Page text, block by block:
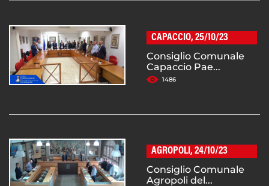
CAPACCIO, 25/10/23
Consiglio Comunale
Capaccio Pae...
1486
AGROPOLI, 24/10/23
Consiglio Comunale
Agropoli del...